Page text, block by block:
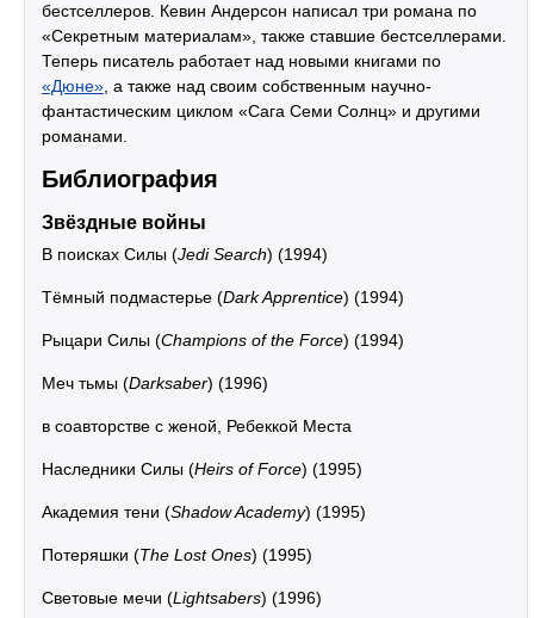
бестселлеров. Кевин Андерсон написал три романа по
«Секретным материалам», также ставшие бестселлерами.
Теперь писатель работает над новыми книгами по
«Дюне» , а также над своим собственным научно-
фантастическим циклом «Сага Семи Солнц» и другими
романами.
Библиография
Звёздные войны
В поисках Силы (Jedi Search) (1994)
Тёмный подмастерье (Dark Apprentice) (1994)
Рыцари Силы (Champions of the Force) (1994)
Меч тьмы (Darksaber) (1996)
в соавторстве с женой, Ребеккой Места
Наследники Силы (Heirs of Force) (1995)
Академия тени (Shadow Academy) (1995)
Потеряшки (The Lost Ones) (1995)
Световые мечи (Lightsabers) (1996)